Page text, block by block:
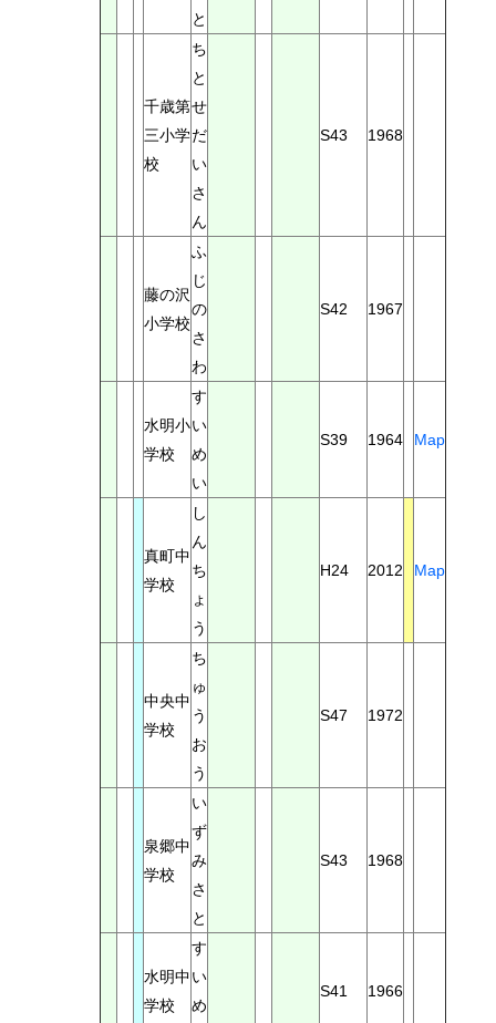
と
千歳第
三小学
校
ち
と
せ
だ
い
さ
ん
S43 1968
藤の沢
小学校
ふ
じ
の
さ
わ
S42 1967
水明小
学校
す
い
め
い
S39 1964 Map
真町中
学校
し
ん
ち
ょ
う
H24 2012 Map
中央中
学校
ち
ゅ
う
お
う
S47 1972
泉郷中
学校
い
ず
み
さ
と
S43 1968
水明中
学校
す
い
め
S41 1966